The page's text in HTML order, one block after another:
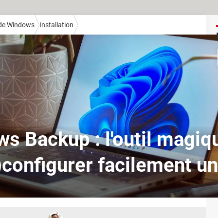
Windows Installation
Backup : l'outil
facilement